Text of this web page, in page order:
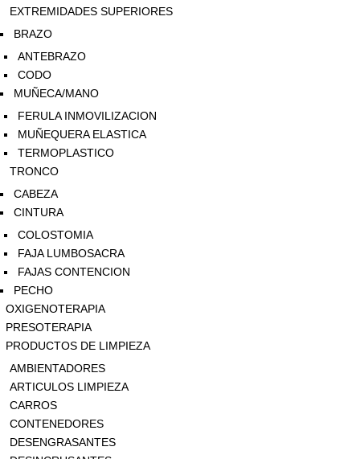
EXTREMIDADES SUPERIORES
BRAZO
ANTEBRAZO
CODO
MUÑECA/MANO
FERULA INMOVILIZACION
MUÑEQUERA ELASTICA
TERMOPLASTICO
TRONCO
CABEZA
CINTURA
COLOSTOMIA
FAJA LUMBOSACRA
FAJAS CONTENCION
PECHO
OXIGENOTERAPIA
PRESOTERAPIA
PRODUCTOS DE LIMPIEZA
AMBIENTADORES
ARTICULOS LIMPIEZA
CARROS
CONTENEDORES
DESENGRASANTES